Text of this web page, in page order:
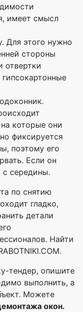
имеет смысл
Для этого нужно
стороны
отвертки
которые они
фиксируется
поэтому его
Если он
с середины.
по снятию
гладко,
детали
Найти
тендер, опишите
выполнить, а
Можете
окон.